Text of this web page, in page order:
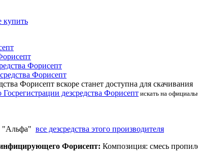
купить
Форисепт
Форисепт
Форисепт вскоре станет доступна для скачивания
Госрегистрации дезсредства Форисепт искать на
все дезсредства этого производителя
Форисепт: Композиция: смесь